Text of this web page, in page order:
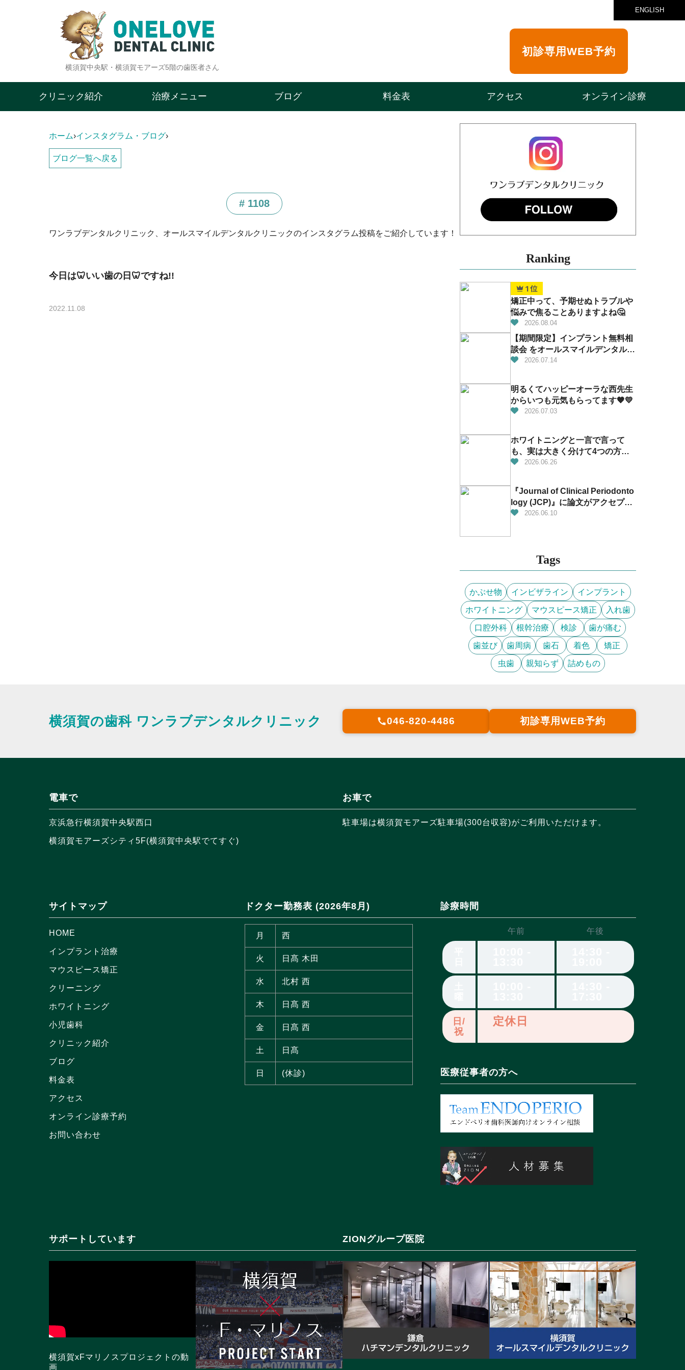
ENGLISH
横須賀中央駅・横須賀モアーズ5階の歯医者さん
初診専用WEB予約
クリニック紹介 治療メニュー ブログ 料金表 アクセス オンライン診療
ホーム›インスタグラム・ブログ›
ブログ一覧へ戻る
# 1108
ワンラブデンタルクリニック、オールスマイルデンタルクリニックのインスタグラム投稿をご紹介しています！
今日は🦷いい歯の日🦷ですね!!
2022.11.08
Ranking
矯正中って、予期せぬトラブルや
悩みで焦ることありますよね🤔
2026.08.04
【期間限定】インプラント無料相
談会 をオールスマイルデンタルで
開催！2026.07.14
明るくてハッピーオーラな西先生
からいつも元気もらってます🧡💛
2026.07.03
ホワイトニングと一言で言って
も、実は大きく分けて4つの方法
があります！
2026.06.26
『Journal of Clinical Periodonto
logy (JCP)』に論文がアクセプト
されました！！！👏✨
2026.06.10
Tags
かぶせ物 インビザライン インプラント
ホワイトニング マウスピース矯正 入れ歯
口腔外科 根幹治療 検診 歯が痛む
歯並び 歯周病 歯石 着色 矯正
虫歯 親知らず 詰めもの
横須賀の歯科 ワンラブデンタルクリニック call046-820-4486 初診専用WEB予約
電車で
京浜急行横須賀中央駅西口
横須賀モアーズシティ5F(横須賀中央駅でてすぐ)
お車で
駐車場は横須賀モアーズ駐車場(300台収容)がご利用いただけます。
サイトマップ
HOME
インプラント治療
マウスピース矯正
クリーニング
ホワイトニング
小児歯科
クリニック紹介
ブログ
料金表
アクセス
オンライン診療予約
お問い合わせ
ドクター勤務表 (2026年8月)
月 西
火 日髙 木田
水 北村 西
木 日髙 西
金 日髙 西
土 日髙
日 (休診)
診療時間
午前 午後
日/
祝
定休日
医療従事者の方へ
サポートしています
横須賀xFマリノスプロジェクトの動
画
ZIONグループ医院